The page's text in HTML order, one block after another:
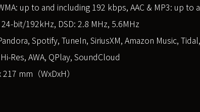
up to and including 192 kbps, AAC & MP3: up to
bit/192kHz, DSD: 2.8 MHz, 5.6MHz
Spotify, TuneIn, SiriusXM, Amazon Music,
Res, AWA, QPlay, SoundCloud
mm（WxDxH）